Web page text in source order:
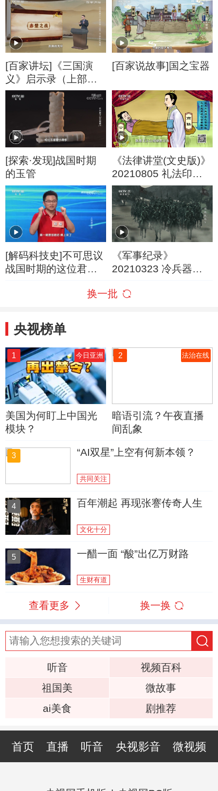
[百家讲坛]《三国演
义》启示录（上部）
13 孙权的考场 赤壁之
[百家说故事]国之宝器
[探索·发现]战国时期
的玉管
《法律讲堂(文史版)》
20210805 礼法印记
（十三）变法图强
[解码科技史]不可思议
战国时期的这位君主
《军事纪录》
20210323 冷兵器时
换一批
央视榜单
1 今日亚洲
美国为何盯上中国光
模块？
2 法治在线
暗语引流？午夜直播
间乱象
3 “AI双星”上空有何新本领？
共同关注
4 百年潮起 再现张謇传奇人生
文化十分
5 一醋一面 “酸”出亿万财路
生财有道
查看更多 换一换
听音
视频百科
祖国美
微故事
ai美食
剧推荐
首页 直播 听音 央视影音 微视频